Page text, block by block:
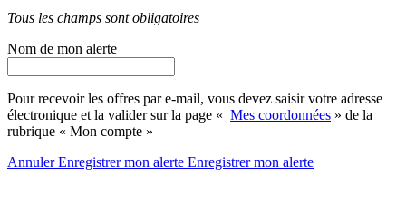
Tous les champs sont obligatoires
Nom de mon alerte
Pour recevoir les offres par e-mail, vous devez saisir votre adresse
électronique et la valider sur la page « Mes coordonnées » de la
rubrique « Mon compte »
AnnulerEnregistrer mon alerte Enregistrermon alerte